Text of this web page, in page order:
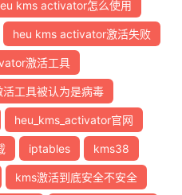
kms activator怎么使用
heu kms activator激活失败
激活工具
工具被认为是病毒
heu_kms_activator官网
iptables kms38
kms激活到底安全不安全